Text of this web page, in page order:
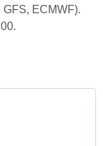
ECMWF).